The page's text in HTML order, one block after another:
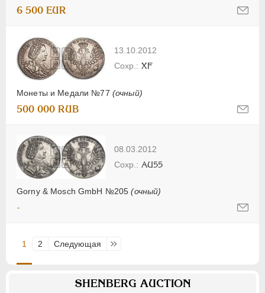
6 500 EUR
13.10.2012
Монеты и Медали №77 (очный)
XF
500 000 RUB
08.03.2012
Gorny & Mosch GmbH №205(очный)
AU55
-
1 2 Следующая Последняя
SHENBERG AUCTION